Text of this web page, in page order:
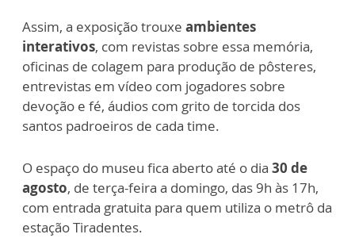
Assim, a exposição trouxe ambientes
interativos, com revistas sobre essa memória,
oficinas de colagem para produção de pôsteres,
entrevistas em vídeo com jogadores sobre
devoção e fé, áudios com grito de torcida dos
santos padroeiros de cada time.
O espaço do museu fica aberto até o dia 30 de
agosto, de terça-feira a domingo, das 9h às 17h,
com entrada gratuita para quem utiliza o metrô da
estação Tiradentes.